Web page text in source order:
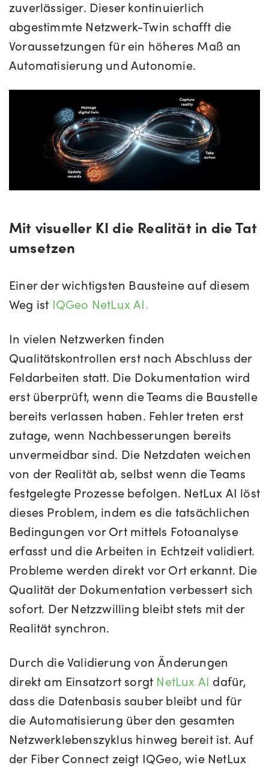
zuverlässiger. Dieser kontinuierlich
abgestimmte Netzwerk-Twin schafft die
Voraussetzungen für ein höheres Maß an
Automatisierung und Autonomie.
Mit visueller KI die Realität in die Tat
umsetzen
Einer der wichtigsten Bausteine auf diesem
Weg ist IQGeo NetLux AI.
In vielen Netzwerken finden
Qualitätskontrollen erst nach Abschluss der
Feldarbeiten statt. Die Dokumentation wird
erst überprüft, wenn die Teams die Baustelle
bereits verlassen haben. Fehler treten erst
zutage, wenn Nachbesserungen bereits
unvermeidbar sind. Die Netzdaten weichen
von der Realität ab, selbst wenn die Teams
festgelegte Prozesse befolgen. NetLux AI löst
dieses Problem, indem es die tatsächlichen
Bedingungen vor Ort mittels Fotoanalyse
erfasst und die Arbeiten in Echtzeit validiert.
Probleme werden direkt vor Ort erkannt. Die
Qualität der Dokumentation verbessert sich
sofort. Der Netzzwilling bleibt stets mit der
Realität synchron.
Durch die Validierung von Änderungen
direkt am Einsatzort sorgt NetLux AI dafür,
dass die Datenbasis sauber bleibt und für
die Automatisierung über den gesamten
Netzwerklebenszyklus hinweg bereit ist. Auf
der Fiber Connect zeigt IQGeo, wie NetLux